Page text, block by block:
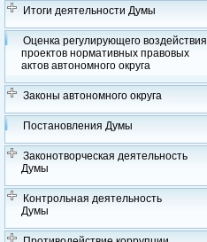
Итоги деятельности Думы
Оценка регулирующего воздействия
проектов нормативных правовых
актов автономного округа
Законы автономного округа
Постановления Думы
Законотворческая деятельность
Думы
Контрольная деятельность
Думы